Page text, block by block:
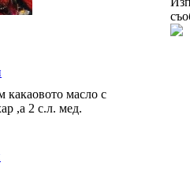
какаовото масло с
,а 2 с.л. мед.